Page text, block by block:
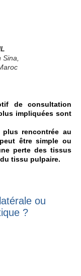
de consultation
impliquées sont
rencontrée au
être simple ou
perte des tissus
tissu pulpaire.
ou
?